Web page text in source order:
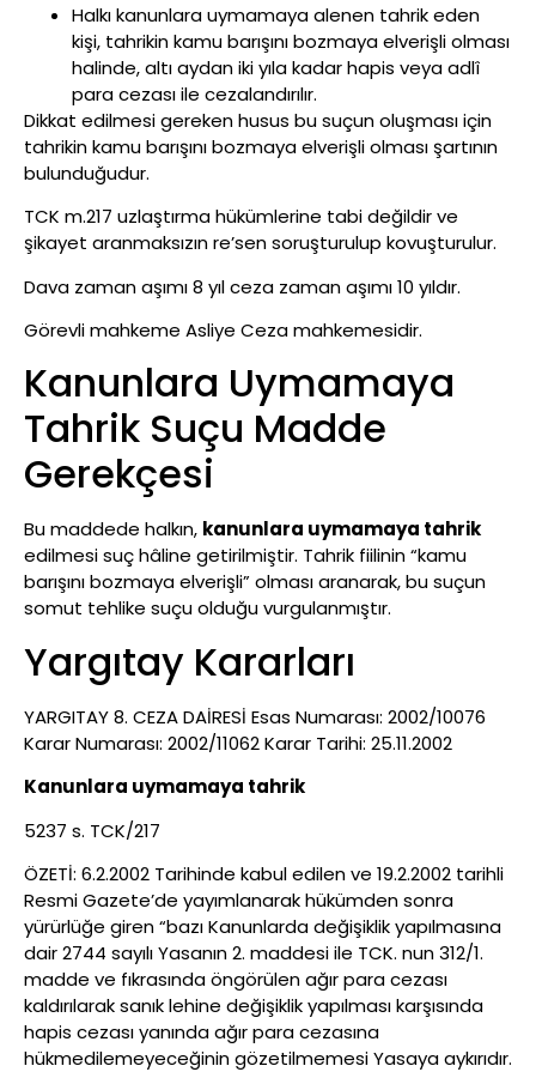
Halkı kanunlara uymamaya alenen tahrik eden
kişi, tahrikin kamu barışını bozmaya elverişli olması
halinde, altı aydan iki yıla kadar hapis veya adlî
para cezası ile cezalandırılır.
Dikkat edilmesi gereken husus bu suçun oluşması için
tahrikin kamu barışını bozmaya elverişli olması şartının
bulunduğudur.
TCK m.217 uzlaştırma hükümlerine tabi değildir ve
şikayet aranmaksızın re’sen soruşturulup kovuşturulur.
Dava zaman aşımı 8 yıl ceza zaman aşımı 10 yıldır.
Görevli mahkeme Asliye Ceza mahkemesidir.
Kanunlara Uymamaya
Tahrik Suçu Madde
Gerekçesi
Bu maddede halkın, kanunlara uymamaya tahrik
edilmesi suç hâline getirilmiştir. Tahrik fiilinin “kamu
barışını bozmaya elverişli” olması aranarak, bu suçun
somut tehlike suçu olduğu vurgulanmıştır.
Yargıtay Kararları
YARGITAY 8. CEZA DAİRESİ Esas Numarası: 2002/10076
Karar Numarası: 2002/11062 Karar Tarihi: 25.11.2002
Kanunlara uymamaya tahrik
5237 s. TCK/217
ÖZETİ: 6.2.2002 Tarihinde kabul edilen ve 19.2.2002 tarihli
Resmi Gazete’de yayımlanarak hükümden sonra
yürürlüğe giren “bazı Kanunlarda değişiklik yapılmasına
dair 2744 sayılı Yasanın 2. maddesi ile TCK. nun 312/1.
madde ve fıkrasında öngörülen ağır para cezası
kaldırılarak sanık lehine değişiklik yapılması karşısında
hapis cezası yanında ağır para cezasına
hükmedilemeyeceğinin gözetilmemesi Yasaya aykırıdır.